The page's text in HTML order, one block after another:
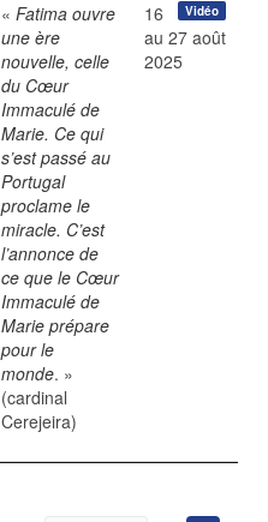
« Fatima ouvre
une ère
nouvelle, celle
du Cœur
Immaculé de
Marie. Ce qui
s’est passé au
Portugal
proclame le
miracle. C’est
l’annonce de
ce que le Cœur
Immaculé de
Marie prépare
pour le
monde. »
(cardinal
Cerejeira)
Vidéo
16
au 27 août
2025